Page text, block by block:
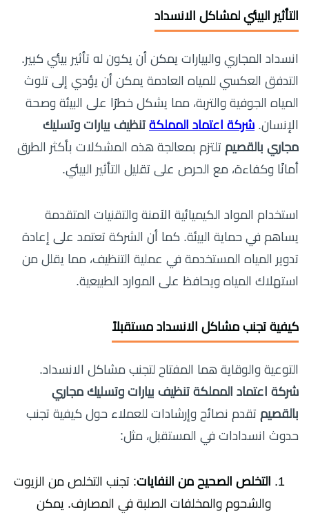
التأثير البيئي لمشاكل الانسداد
انسداد المجاري والبيارات يمكن أن يكون له تأثير بيئي كبير.
التدفق العكسي للمياه العادمة يمكن أن يؤدي إلى تلوث
المياه الجوفية والتربة، مما يشكل خطرًا على البيئة وصحة
الإنسان. شركة اعتماد المملكة تنظيف بيارات وتسليك
مجاري بالقصيم تلتزم بمعالجة هذه المشكلات بأكثر الطرق
أمانًا وكفاءة، مع الحرص على تقليل التأثير البيئي.
استخدام المواد الكيميائية الآمنة والتقنيات المتقدمة
يساهم في حماية البيئة. كما أن الشركة تعتمد على إعادة
تدوير المياه المستخدمة في عملية التنظيف، مما يقلل من
استهلاك المياه ويحافظ على الموارد الطبيعية.
كيفية تجنب مشاكل الانسداد مستقبلاً
التوعية والوقاية هما المفتاح لتجنب مشاكل الانسداد.
شركة اعتماد المملكة تنظيف بيارات وتسليك مجاري
بالقصيم تقدم نصائح وإرشادات للعملاء حول كيفية تجنب
حدوث انسدادات في المستقبل، مثل:
التخلص الصحيح من النفايات: تجنب التخلص من الزيوت
والشحوم والمخلفات الصلبة في المصارف. يمكن